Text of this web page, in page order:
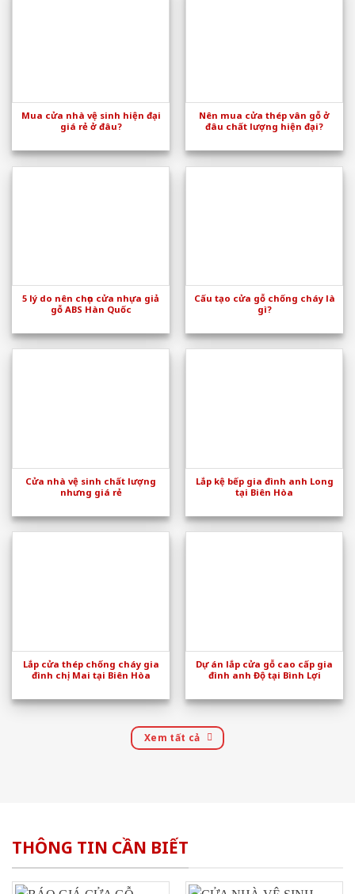
Mua cửa nhà vệ sinh hiện đại
giá rẻ ở đâu?
Nên mua cửa thép vân gỗ ở
đâu chất lượng hiện đại?
5 lý do nên chọn cửa nhựa giả
gỗ ABS Hàn Quốc
Cấu tạo cửa gỗ chống cháy là
gì?
Cửa nhà vệ sinh chất lượng
nhưng giá rẻ
Lắp kệ bếp gia đình anh Long
tại Biên Hòa
Lắp cửa thép chống cháy gia
đình chị Mai tại Biên Hòa
Dự án lắp cửa gỗ cao cấp gia
đình anh Độ tại Bình Lợi
Xem tất cả
THÔNG TIN CẦN BIẾT